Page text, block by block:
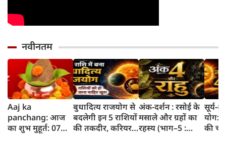
नवीनतम
Aaj ka
panchang: आज
का शुभ मुहूर्त: 07
बुधादित्य राजयोग से
बदलेगी इन 5 राशियों
की तकदीर, करियर
अंक-दर्शन : रसोई के
मसाले और ग्रहों का
रहस्य (भाग–5 :
सूर्य-
योग:
की